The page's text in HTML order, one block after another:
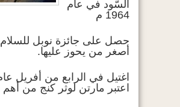
السّود في عام
1964 م
حصل على جائزة نوبل للسلام
أصغر من يحوز عليها.
اعتبر مارتن لوثر كنج من أهم